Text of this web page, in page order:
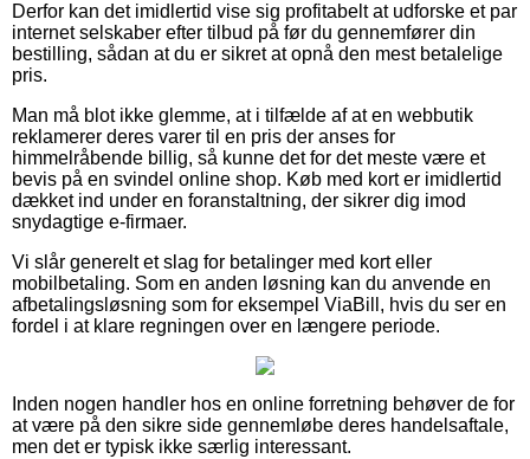
Derfor kan det imidlertid vise sig profitabelt at udforske et par
internet selskaber efter tilbud på før du gennemfører din
bestilling, sådan at du er sikret at opnå den mest betalelige
pris.
Man må blot ikke glemme, at i tilfælde af at en webbutik
reklamerer deres varer til en pris der anses for
himmelråbende billig, så kunne det for det meste være et
bevis på en svindel online shop. Køb med kort er imidlertid
dækket ind under en foranstaltning, der sikrer dig imod
snydagtige e-firmaer.
Vi slår generelt et slag for betalinger med kort eller
mobilbetaling. Som en anden løsning kan du anvende en
afbetalingsløsning som for eksempel ViaBill, hvis du ser en
fordel i at klare regningen over en længere periode.
Inden nogen handler hos en online forretning behøver de for
at være på den sikre side gennemløbe deres handelsaftale,
men det er typisk ikke særlig interessant.